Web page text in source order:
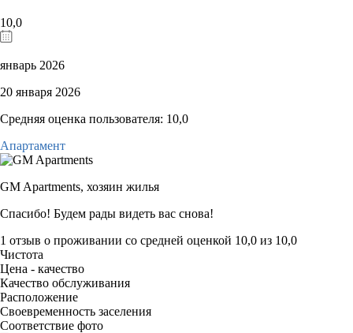
10,0
январь 2026
20 января 2026
Средняя оценка пользователя: 10,0
Апартамент
GM Apartments, хозяин жилья
Спасибо! Будем рады видеть вас снова!
1 отзыв о проживании со средней оценкой 10,0 из 10,0
Чистота
Цена - качество
Качество обслуживания
Расположение
Своевременность заселения
Соответствие фото